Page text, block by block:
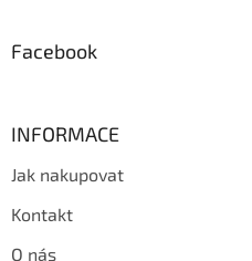
Facebook
INFORMACE
Jak nakupovat
Kontakt
O nás